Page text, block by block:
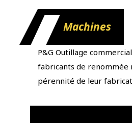
Machines
P&G Outillage
fabricants de renommée
pérennité de leur